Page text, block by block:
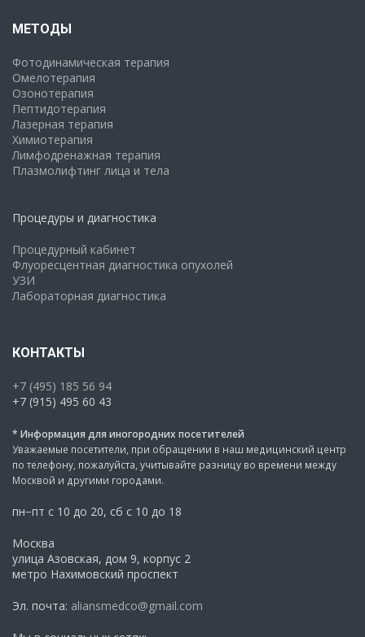
МЕТОДЫ
Фотодинамическая терапия
Омелотерапия
Озонотерапия
Пептидотерапия
Лазерная терапия
Химиотерапия
Лимфодренажная терапия
Плазмолифтинг лица и тела
Процедуры и диагностика
Процедурный кабинет
Флуоресцентная диагностика опухолей
УЗИ
Лабораторная диагностика
КОНТАКТЫ
+7 (495) 185 56 94
+7 (915) 495 60 43
* Информация для иногородних посетителей
Уважаемые посетители, при обращении в наш медицинский центр
по телефону, пожалуйста, учитывайте разницу во времени между
Москвой и другими городами.
пн−пт с 10 до 20, сб с 10 до 18
Москва
улица Азовская, дом 9, корпус 2
метро Нахимовский проспект
Эл. почта: aliansmedco@gmail.com